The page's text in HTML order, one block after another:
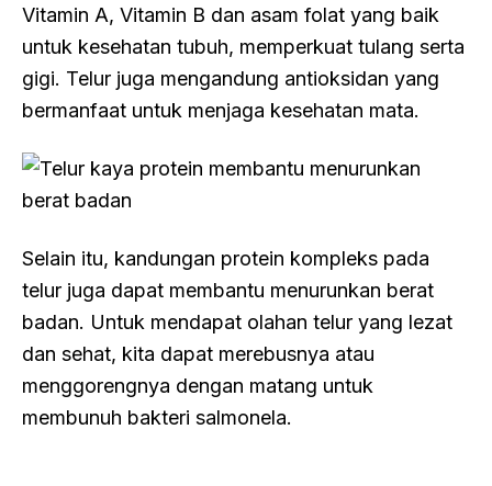
Vitamin A, Vitamin B dan asam folat yang baik
untuk kesehatan tubuh, memperkuat tulang serta
gigi. Telur juga mengandung antioksidan yang
bermanfaat untuk menjaga kesehatan mata.
Selain itu, kandungan protein kompleks pada
telur juga dapat membantu menurunkan berat
badan. Untuk mendapat olahan telur yang lezat
dan sehat, kita dapat merebusnya atau
menggorengnya dengan matang untuk
membunuh bakteri salmonela.